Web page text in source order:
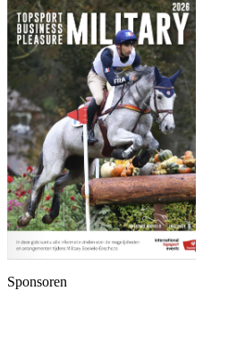
Sponsoren